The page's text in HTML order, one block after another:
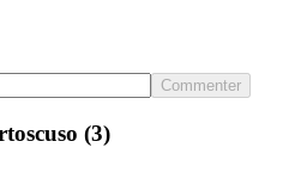
Commenter
(3)